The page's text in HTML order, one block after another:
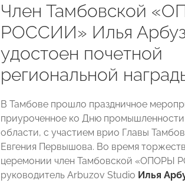
Член Тамбовской
РОССИИ» Илья
удостоен почетной
региональной
В Тамбове прошло праздничное
приуроченное ко Дню
области, с участием врио Главы
Евгения Первышова. Во время
церемонии член Тамбовской «ОПОРЫ
руководитель Arbuzov Studio Илья